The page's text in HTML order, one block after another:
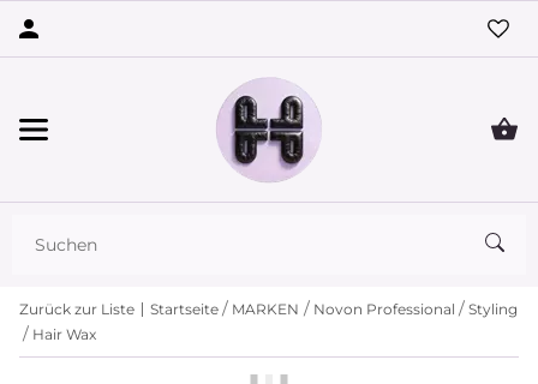
Zurück zur Liste Startseite MARKEN Novon Professional
Styling
Hair Wax